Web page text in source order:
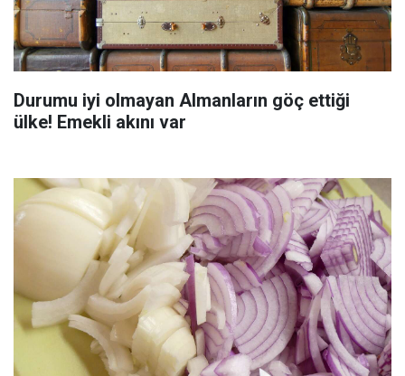
Durumu iyi olmayan Almanların göç ettiği
ülke! Emekli akını var